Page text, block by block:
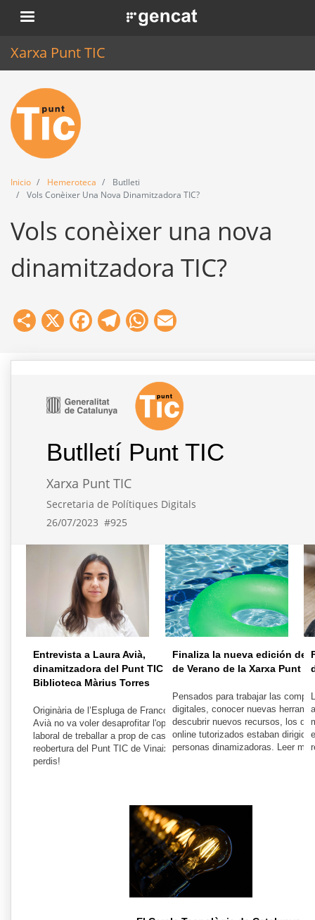
Pasar
al
. Obre en una nova finestra.
Xarxa Punt TIC
Inicio
Punt TIC
Actualidad
Agenda
Formación
Herramientas
Inicio Hemeroteca
Butlleti
Vols Conèixer Una Nova Dinamitzadora TIC?
Vols conèixer una nova
dinamitzadora TIC?
Share
X Facebook
Telegram
WhatsApp
Butlletí Punt TIC
Xarxa Punt TIC
Secretaria de Polítiques Digitals
26/07/2023 #925
Entrevista a Laura Avià,
dinamitzadora del Punt TIC de la
Biblioteca Màrius Torres
Originària de l’Espluga de Francolí, la Laura
Avià no va voler desaprofitar l'oportunitat
laboral de treballar a prop de casa en la
reobertura del Punt TIC de Vinaixa. No t'ho
perdis!
Finaliza la nueva edición del
de Verano de la Xarxa Punt
Pensados para trabajar las
digitales, conocer nuevas
descubrir nuevos recursos, los
online tutorizados estaban
personas dinamizadoras. Leer